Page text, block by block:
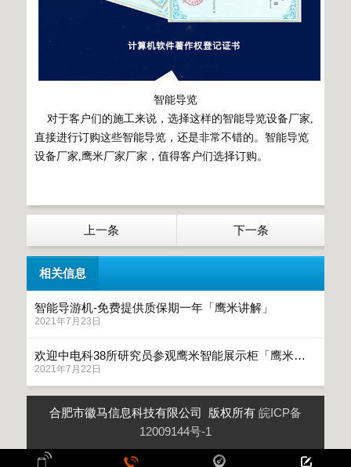
智能导览
对于客户们的施工来说，选择这样的智能导览设备厂家,
直接进行订购这些智能导览，还是非常不错的。智能导览
设备厂家,鹰米厂家厂家，值得客户们选择订购。
上一条 下一条
相关信息
智能导游机-免费提供质保期一年「鹰米讲解」
2021年7月23日
欢迎中电科38所研究员参观鹰米智能展示柜「鹰米讲解」
2021年7月22日
合肥市徽马信息科技有限公司 版权所有 皖ICP备
12009144号-1